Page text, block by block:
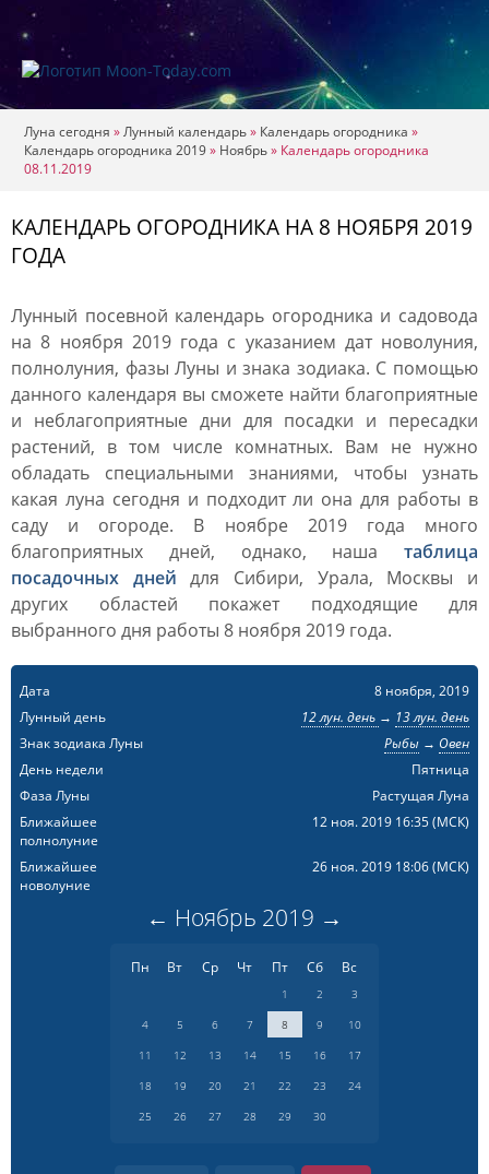
Луна сегодня »Лунный календарь» Календарь огородника »
Календарь огородника 2019» Ноябрь» Календарь огородника
08.11.2019
КАЛЕНДАРЬ ОГОРОДНИКА НА 8 НОЯБРЯ 2019
ГОДА
Лунный посевной календарь огородника и садовода
на 8 ноября 2019 года с указанием дат новолуния,
полнолуния, фазы Луны и знака зодиака. С помощью
данного календаря вы сможете найти благоприятные
и неблагоприятные дни для посадки и пересадки
растений, в том числе комнатных. Вам не нужно
обладать специальными знаниями, чтобы узнать
какая луна сегодня и подходит ли она для работы в
саду и огороде. В ноябре 2019 года много
благоприятных дней, однако, наша таблица
посадочных дней для Сибири, Урала, Москвы и
других областей покажет подходящие для
выбранного дня работы 8 ноября 2019 года.
Дата
8 ноября, 2019
Лунный день
12 лун. день → 13 лун. день
Знак зодиака Луны
Рыбы→ Овен
День недели
Пятница
Фаза Луны
Растущая Луна
Ближайшее
полнолуние
12 ноя. 2019 16:35(МСК)
Ближайшее
новолуние
26 ноя. 2019 18:06(МСК)
← Ноябрь 2019 →
Пн Вт Ср Чт Пт Сб Вс
1 2
3
4
5 6 7 8 9
10
11
12 13 14 15 16
17
18
19 20 21 22 23
24
25
26 27 28 29 30